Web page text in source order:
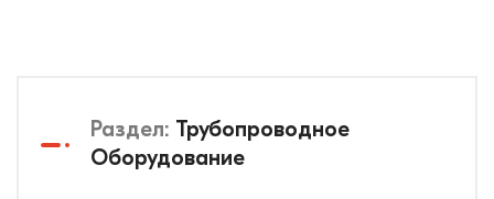
Раздел: Трубопроводное
Оборудование